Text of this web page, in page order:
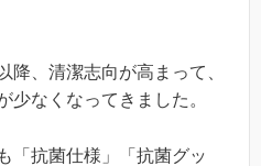
降、清潔志向が高まって、
少なくなってきました。
「抗菌仕様」「抗菌グッ